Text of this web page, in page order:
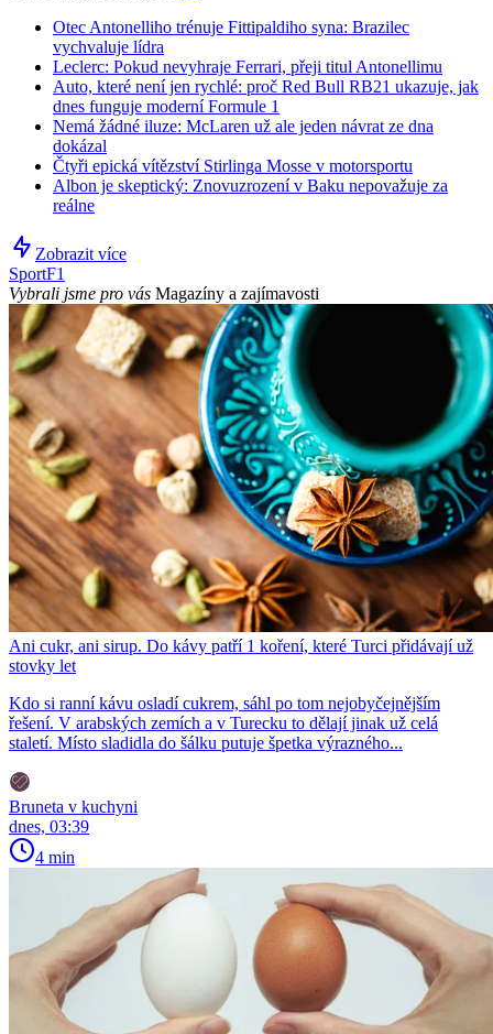
Otec Antonelliho trénuje Fittipaldiho syna: Brazilec
vychvaluje lídra
Leclerc: Pokud nevyhraje Ferrari, přeji titul Antonellimu
Auto, které není jen rychlé: proč Red Bull RB21 ukazuje, jak
dnes funguje moderní Formule 1
Nemá žádné iluze: McLaren už ale jeden návrat ze dna
dokázal
Čtyři epická vítězství Stirlinga Mosse v motorsportu
Albon je skeptický: Znovuzrození v Baku nepovažuje za
reálne
Zobrazit více
SportF1
Vybrali jsme pro vás Magazíny a zajímavosti
Ani cukr, ani sirup. Do kávy patří 1 koření, které Turci přidávají už
stovky let
Kdo si ranní kávu osladí cukrem, sáhl po tom nejobyčejnějším
řešení. V arabských zemích a v Turecku to dělají jinak už celá
staletí. Místo sladidla do šálku putuje špetka výrazného...
Bruneta v kuchyni
dnes, 03:39
4 min